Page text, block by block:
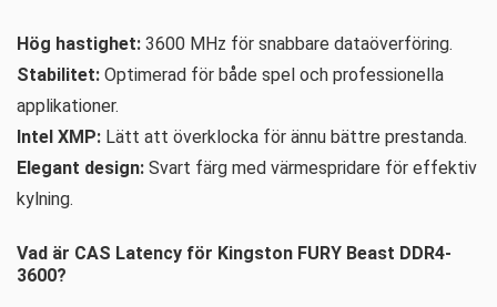
Hög hastighet: 3600 MHz för snabbare dataöverföring.
Stabilitet: Optimerad för både spel och professionella
applikationer.
Intel XMP: Lätt att överklocka för ännu bättre prestanda.
Elegant design: Svart färg med värmespridare för effektiv
kylning.
Vad är CAS Latency för Kingston FURY Beast DDR4-
3600?